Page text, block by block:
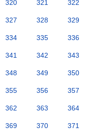
320 321 322
327 328 329
334 335 336
341 342 343
348 349 350
355 356 357
362 363 364
369 370 371